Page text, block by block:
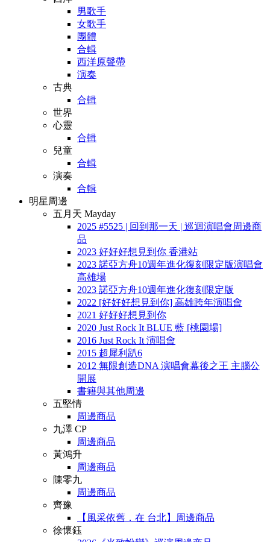
男歌手
女歌手
團體
合輯
西洋原聲帶
演奏
古典
合輯
世界
心靈
合輯
兒童
合輯
演奏
合輯
明星周邊
五月天 Mayday
2025 #5525 | 回到那一天 | 巡迴演唱會周邊商
品
2023 好好好想見到你 香港站
2023 諾亞方舟10週年進化復刻限定版演唱會
高雄場
2023 諾亞方舟10週年進化復刻限定版
2022 [好好好想見到你] 高雄跨年演唱會
2021 好好好想見到你
2020 Just Rock It BLUE 藍 [桃園場]
2016 Just Rock It 演唱會
2015 超犀利趴6
2012 無限創造DNA 演唱會幕後之王 主腦公
開展
書籍與其他周邊
五堅情
周邊商品
九澤 CP
周邊商品
黃鴻升
周邊商品
陳零九
周邊商品
齊豫
【風采依舊．在 台北】周邊商品
徐懷鈺